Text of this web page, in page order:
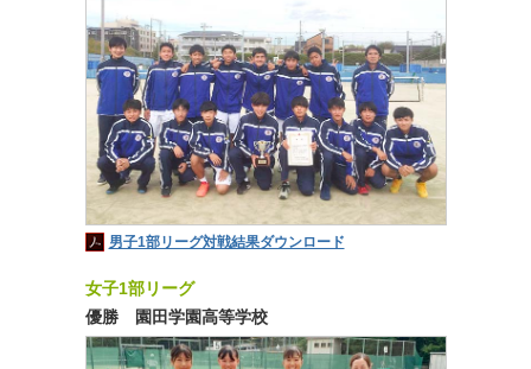
男子1部リーグ対戦結果ダウンロード
女子1部リーグ
優勝 園田学園高等学校